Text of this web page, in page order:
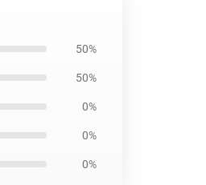
50%
50%
0%
0%
0%